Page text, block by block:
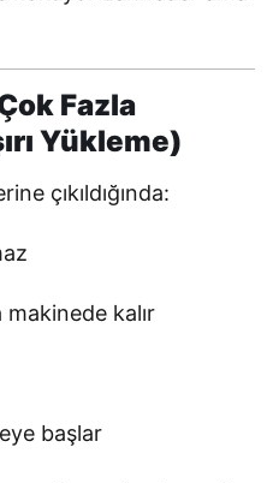
Fazla
Yükleme)
çıkıldığında:
kalır
başlar